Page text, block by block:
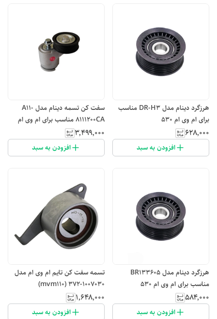
هرزگرد دینام مدل DR-H3 مناسب
برای ام وی ام 530
۶۲۸٬۰۰۰
افزودن به سبد
سفت کن تسمه دینام مدل A11-
8111200CA مناسب برای ام وی ام
550
۳٬۴۹۹٬۰۰۰
افزودن به سبد
هرزگرد دینام مدل BR133605
مناسب برای ام وی ام 530
۵۸۴٬۰۰۰
افزودن به سبد
تسمه سفت کن تایم ام وی ام مدل
1007030-372 (mvm110)
۱٬۶۴۸٬۰۰۰
افزودن به سبد